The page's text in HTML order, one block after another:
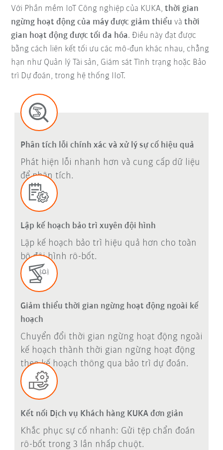
Với Phần mềm IoT Công nghiệp của KUKA,thời gian
ngừng hoạt động của máy được giảm thiểuvàthời
gian hoạt động được tối đa hóa. Điều này đạt được
bằng cách liên kết tối ưu các mô-đun khác nhau, chẳng
hạn như Quản lý Tài sản, Giám sát Tình trạng hoặc Bảo
trì Dự đoán, trong hệ thống IIoT.
Phân tích lỗi chính xác và xử lý sự cố hiệu quả
Phát hiện lỗi nhanh hơn và cung cấp dữ liệu
để phân tích.
Lập kế hoạch bảo trì xuyên đội hình
Lập kế hoạch bảo trì hiệu quả hơn cho toàn
bộ đội hình rô-bốt.
Giảm thiểu thời gian ngừng hoạt động ngoài kế
hoạch
Chuyển đổi thời gian ngừng hoạt động ngoài
kế hoạch thành thời gian ngừng hoạt động
theo kế hoạch thông qua bảo trì dự đoán.
Kết nối Dịch vụ Khách hàng KUKA đơn giản
Khắc phục sự cố nhanh: Gửi tệp chẩn đoán
rô-bốt trong 3 lần nhấp chuột.